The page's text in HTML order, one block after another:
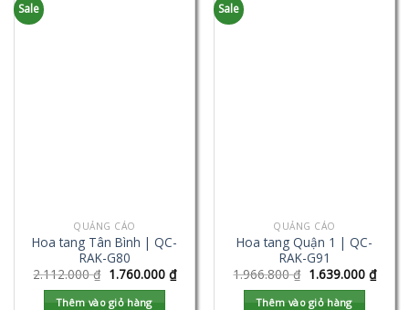
Sale
QUẢNG CÁO
Hoa tang Tân Bình | QC-
RAK-G80
2.112.000₫ 1.760.000 ₫
Thêm vào giỏ hàng
Sale
QUẢNG CÁO
Hoa tang Quận 1 | QC-
RAK-G91
1.966.800₫ 1.639.000 ₫
Thêm vào giỏ hàng